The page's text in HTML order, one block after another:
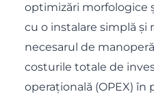
optimizări morfologice
cu o instalare simplă și
necesarul de
costurile totale de
operațională (OPEX) în